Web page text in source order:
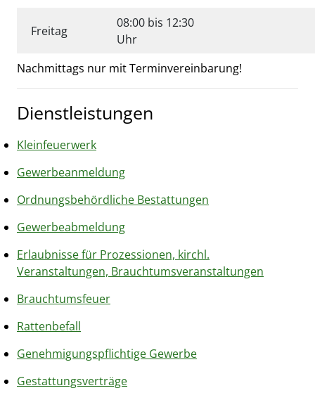
Freitag
08:00 bis 12:30
Uhr
Nachmittags nur mit Terminvereinbarung!
Dienstleistungen
Kleinfeuerwerk
Gewerbeanmeldung
Ordnungsbehördliche Bestattungen
Gewerbeabmeldung
Erlaubnisse für Prozessionen, kirchl.
Veranstaltungen, Brauchtumsveranstaltungen
Brauchtumsfeuer
Rattenbefall
Genehmigungspflichtige Gewerbe
Gestattungsverträge